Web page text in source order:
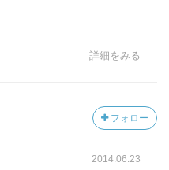
詳細をみる
フォロー
2014.06.23